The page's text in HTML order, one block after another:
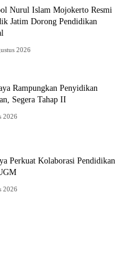
Nurul Islam Mojokerto Resmi
Jatim Dorong Pendidikan
2026
Rampungkan Penyidikan
Segera Tahap II
2026
Perkuat Kolaborasi Pendidikan
2026